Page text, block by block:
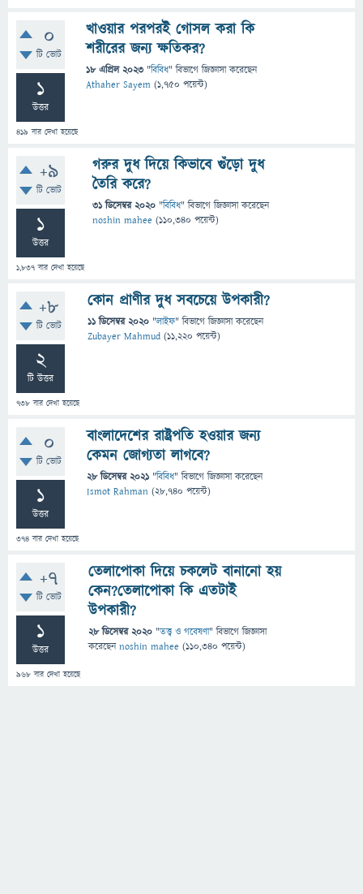
0
টি ভোট
1
উত্তর
419 বার দেখা হয়েছে
খাওয়ার পরপরই গোসল করা কি
শরীরের জন্য ক্ষতিকর?
18 এপ্রিল 2023 "বিবিধ" বিভাগে জিজ্ঞাসাকরেছেন
Athaher Sayem (1,750 পয়েন্ট)
+9
টি ভোট
1
উত্তর
1,837 বার দেখা হয়েছে
গরুর দুধ দিয়ে কিভাবে গুঁড়ো দুধ
তৈরি করে?
31 ডিসেম্বর 2020 "বিবিধ" বিভাগে জিজ্ঞাসাকরেছেন
noshin mahee (110,340 পয়েন্ট)
+8
টি ভোট
2
টি উত্তর
738 বার দেখা হয়েছে
কোন প্রাণীর দুধ সবচেয়ে উপকারী?
11 ডিসেম্বর 2020 "লাইফ" বিভাগে জিজ্ঞাসাকরেছেন
Zubayer Mahmud (11,220 পয়েন্ট)
0
টি ভোট
1
উত্তর
374 বার দেখা হয়েছে
বাংলাদেশের রাষ্ট্রপতি হওয়ার জন্য
কেমন জোগ্যতা লাগবে?
28 ডিসেম্বর 2021 "বিবিধ" বিভাগে জিজ্ঞাসাকরেছেন
Ismot Rahman (28,740 পয়েন্ট)
+7
টি ভোট
1
উত্তর
968 বার দেখা হয়েছে
তেলাপোকা দিয়ে চকলেট বানানো হয়
কেন?তেলাপোকা কি এতটাই
উপকারী?
28 ডিসেম্বর 2020 "তত্ত্ব ও গবেষণা" বিভাগে জিজ্ঞাসা
করেছেনnoshin mahee (110,340 পয়েন্ট)